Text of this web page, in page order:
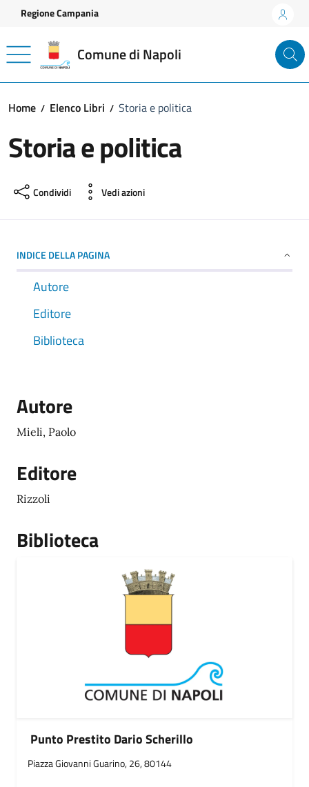
Vai ai contenuti
Vai al footer
Regione Campania
Comune di Napoli
Home Elenco Libri Storia e politica
Storia e politica
Condividi Vedi azioni
INDICE DELLA PAGINA
Autore
Editore
Biblioteca
Autore
Mieli, Paolo
Editore
Rizzoli
Biblioteca
Punto Prestito Dario Scherillo
Piazza Giovanni Guarino, 26, 80144